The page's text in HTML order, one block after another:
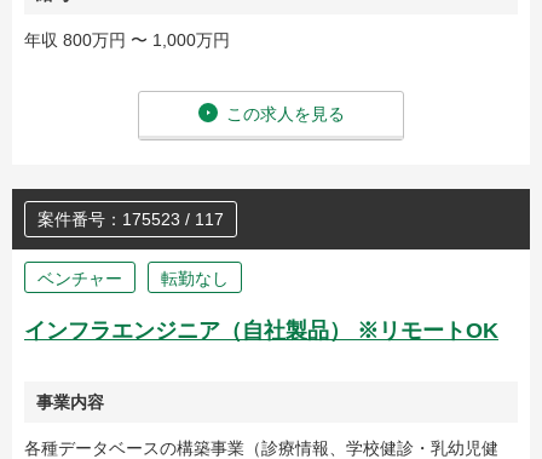
年収 800万円 〜 1,000万円
この求人を見る
案件番号：175523 / 117
ベンチャー 転勤なし
インフラエンジニア（自社製品） ※リモートOK
事業内容
各種データベースの構築事業（診療情報、学校健診・乳幼児健